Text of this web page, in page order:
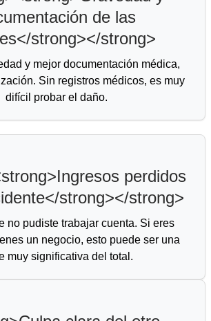
de las
strong></strong>
y mejor documentación médica,
Sin registros médicos, es muy
difícil probar el daño.
perdidos
strong></strong>
no pudiste trabajar cuenta. Si eres
un negocio, esto puede ser una
muy significativa del total.